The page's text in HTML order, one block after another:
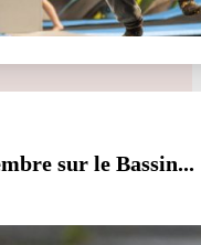
sur le Bassin...